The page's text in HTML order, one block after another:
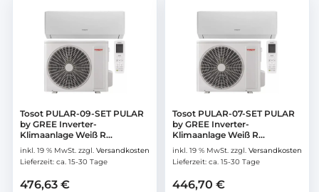
Tosot PULAR-09-SET PULAR
by GREE Inverter-
Klimaanlage Weiß R...
inkl. 19 % MwSt. zzgl. Versandkosten
Lieferzeit: ca. 15-30 Tage
476,63 €
Tosot PULAR-07-SET PULAR
by GREE Inverter-
Klimaanlage Weiß R...
inkl. 19 % MwSt. zzgl. Versandkosten
Lieferzeit: ca. 15-30 Tage
446,70 €